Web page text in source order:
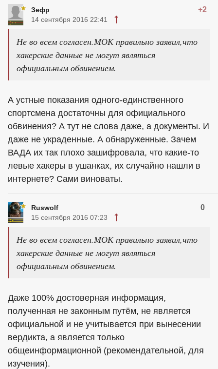
Зефр +2
14 сентября 2016 22:41
Не во всем согласен.МОК правильно заявил,что
хакерские данные не могут являться
официальным обвинением.
А устные показания одного-единственного
спортсмена достаточны для официального
обвинения? А тут не слова даже, а документы. И
даже не украденные. А обнаруженные. Зачем
ВАДА их так плохо зашифровала, что какие-то
левые хакеры в ушанках, их случайно нашли в
интернете? Сами виноваты.
Ruswolf 0
15 сентября 2016 07:23
Не во всем согласен.МОК правильно заявил,что
хакерские данные не могут являться
официальным обвинением.
Даже 100% достоверная информация,
полученная не законным путём, не является
официальной и не учитывается при вынесении
вердикта, а является только
общеинформационной (рекомендательной, для
изучения).